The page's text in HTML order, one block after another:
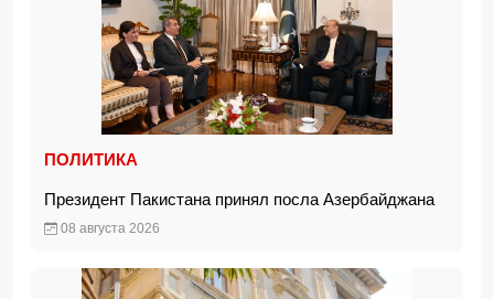
ПОЛИТИКА
Президент Пакистана принял посла Азербайджана
08 августа 2026